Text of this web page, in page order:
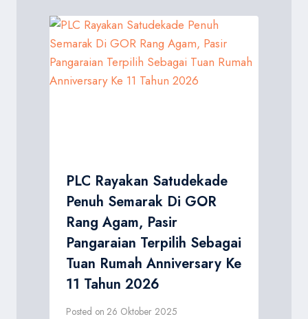
PLC Rayakan Satudekade
Penuh Semarak Di GOR
Rang Agam, Pasir
Pangaraian Terpilih Sebagai
Tuan Rumah Anniversary Ke
11 Tahun 2026
Posted on 26 Oktober 2025